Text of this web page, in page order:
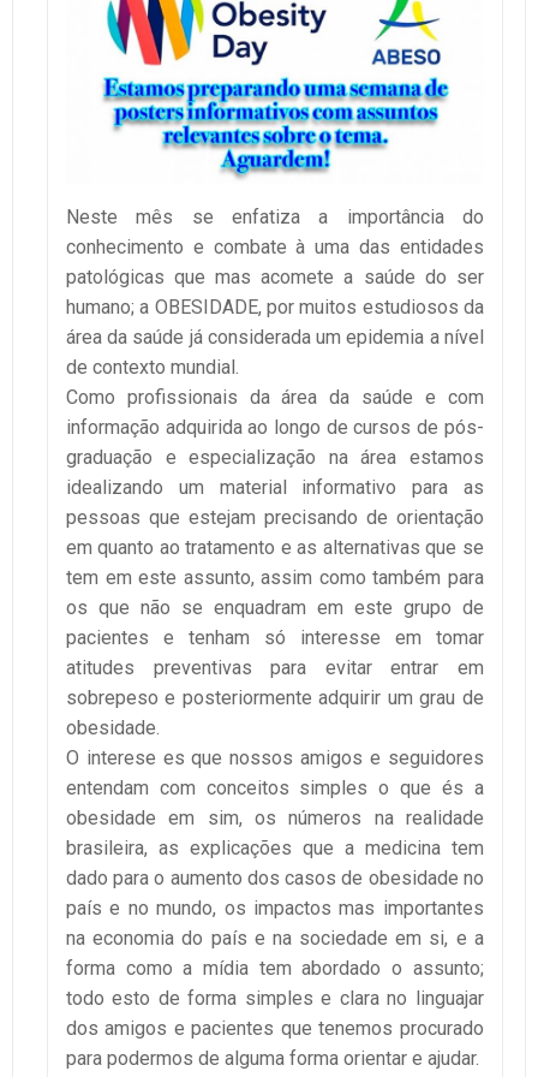
Neste mês se enfatiza a importância do
conhecimento e combate à uma das entidades
patológicas que mas acomete a saúde do ser
humano; a OBESIDADE, por muitos estudiosos da
área da saúde já considerada um epidemia a nível
de contexto mundial.
Como profissionais da área da saúde e com
informação adquirida ao longo de cursos de pós-
graduação e especialização na área estamos
idealizando um material informativo para as
pessoas que estejam precisando de orientação
em quanto ao tratamento e as alternativas que se
tem em este assunto, assim como também para
os que não se enquadram em este grupo de
pacientes e tenham só interesse em tomar
atitudes preventivas para evitar entrar em
sobrepeso e posteriormente adquirir um grau de
obesidade.
O interese es que nossos amigos e seguidores
entendam com conceitos simples o que és a
obesidade em sim, os números na realidade
brasileira, as explicações que a medicina tem
dado para o aumento dos casos de obesidade no
país e no mundo, os impactos mas importantes
na economia do país e na sociedade em si, e a
forma como a mídia tem abordado o assunto;
todo esto de forma simples e clara no linguajar
dos amigos e pacientes que tenemos procurado
para podermos de alguma forma orientar e ajudar.